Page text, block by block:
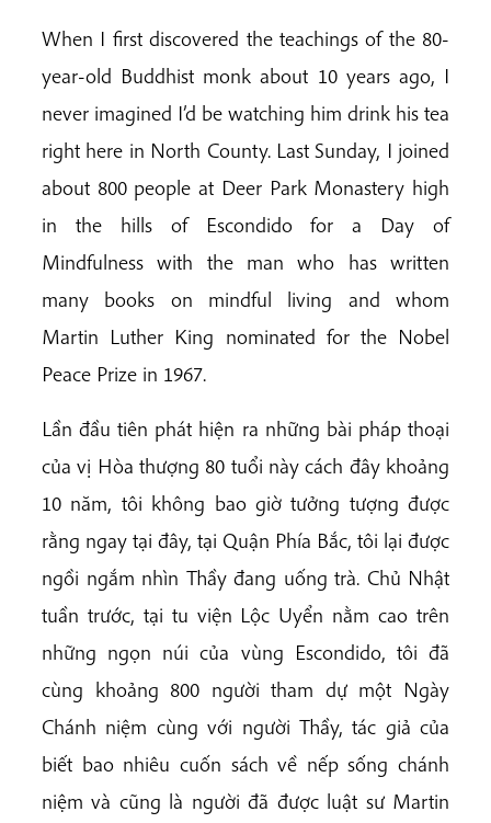
When I first discovered the teachings of the 80-
year-old Buddhist monk about 10 years ago, I
never imagined I’d be watching him drink his tea
right here in North County. Last Sunday, I joined
about 800 people at Deer Park Monastery high
in the hills of Escondido for a Day of
Mindfulness with the man who has written
many books on mindful living and whom
Martin Luther King nominated for the Nobel
Peace Prize in 1967.
Lần đầu tiên phát hiện ra những bài pháp thoại
của vị Hòa thượng 80 tuổi này cách đây khoảng
10 năm, tôi không bao giờ tưởng tượng được
rằng ngay tại đây, tại Quận Phía Bắc, tôi lại được
ngồi ngắm nhìn Thầy đang uống trà. Chủ Nhật
tuần trước, tại tu viện Lộc Uyển nằm cao trên
những ngọn núi của vùng Escondido, tôi đã
cùng khoảng 800 người tham dự một Ngày
Chánh niệm cùng với người Thầy, tác giả của
biết bao nhiêu cuốn sách về nếp sống chánh
niệm và cũng là người đã được luật sư Martin